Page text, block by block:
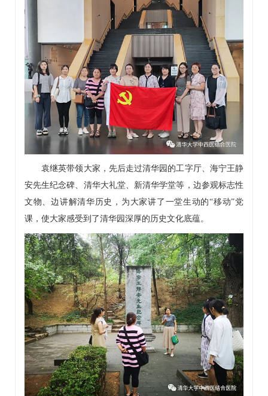
袁继英带领大家，先后走过清华园的工字厅、海宁王静
安先生纪念碑、清华大礼堂、新清华学堂等，边参观标志性
文物、边讲解清华历史，为大家讲了一堂生动的“移动”党
课，使大家感受到了清华园深厚的历史文化底蕴。